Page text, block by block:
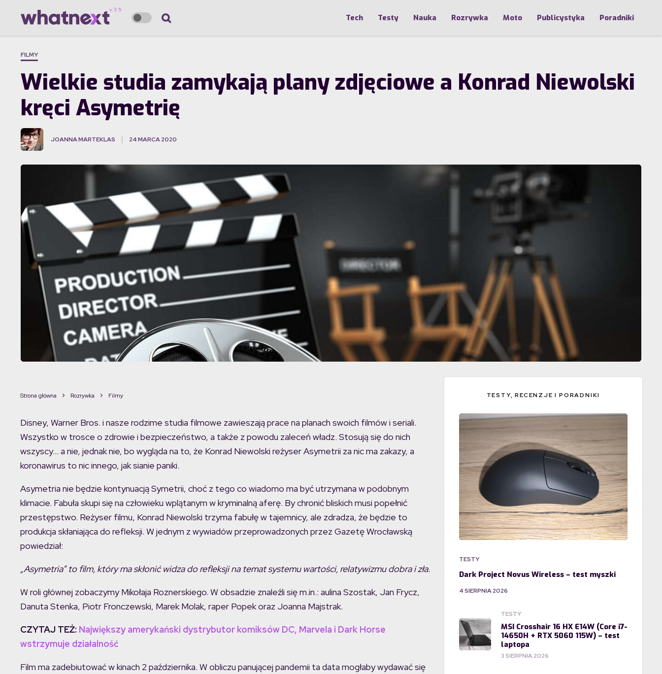
Tech Testy Nauka Rozrywka Moto Publicystyka Poradniki
FILMY
Wielkie studia zamykają plany zdjęciowe a Konrad Niewolski
kręci Asymetrię
JOANNA MARTEKLAS 24 MARCA 2020
Strona główna Rozrywka Filmy
Disney, Warner Bros. i nasze rodzime studia filmowe zawieszają prace na planach swoich filmów i seriali.
Wszystko w trosce o zdrowie i bezpieczeństwo, a także z powodu zaleceń władz. Stosują się do nich
wszyscy… a nie, jednak nie, bo wygląda na to, że Konrad Niewolski reżyser Asymetrii za nic ma zakazy, a
koronawirus to nic innego, jak sianie paniki.
Asymetria nie będzie kontynuacją Symetrii, choć z tego co wiadomo ma być utrzymana w podobnym
klimacie. Fabuła skupi się na człowieku wplątanym w kryminalną aferę. By chronić bliskich musi popełnić
przestępstwo. Reżyser filmu, Konrad Niewolski trzyma fabułę w tajemnicy, ale zdradza, że będzie to
produkcja skłaniająca do refleksji. W jednym z wywiadów przeprowadzonych przez Gazetę Wrocławską
powiedział:
„Asymetria” to film, który ma skłonić widza do refleksji na temat systemu wartości, relatywizmu dobra i zła.
W roli głównej zobaczymy Mikołaja Roznerskiego. W obsadzie znaleźli się m.in.: aulina Szostak, Jan Frycz,
Danuta Stenka, Piotr Fronczewski, Marek Molak, raper Popek oraz Joanna Majstrak.
CZYTAJ TEŻ: Największy amerykański dystrybutor komiksów DC, Marvela i Dark Horse
wstrzymuje działalność
Film ma zadebiutować w kinach 2 października. W obliczu panującej pandemii ta data mogłaby wydawać się
TESTY, RECENZJE I PORADNIKI
TESTY
Dark Project Novus Wireless – test myszki
4 SIERPNIA 2026
TESTY
MSI Crosshair 16 HX E14W (Core i7-
14650H + RTX 5060 115W) – test
laptopa
3 SIERPNIA 2026